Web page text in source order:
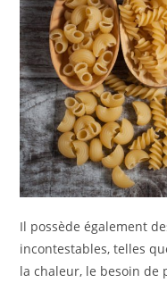
Il possède également
incontestables, telles
la chaleur, le besoin de